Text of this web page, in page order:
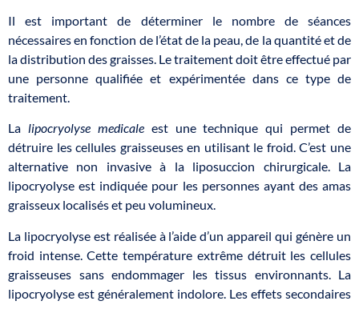
Il est important de déterminer le nombre de séances
nécessaires en fonction de l’état de la peau, de la quantité et de
la distribution des graisses. Le traitement doit être effectué par
une personne qualifiée et expérimentée dans ce type de
traitement.
La lipocryolyse medicaleest une technique qui permet de
détruire les cellules graisseuses en utilisant le froid. C’est une
alternative non invasive à la liposuccion chirurgicale. La
lipocryolyse est indiquée pour les personnes ayant des amas
graisseux localisés et peu volumineux.
La lipocryolyse est réalisée à l’aide d’un appareil qui génère un
froid intense. Cette température extrême détruit les cellules
graisseuses sans endommager les tissus environnants. La
lipocryolyse est généralement indolore. Les effets secondaires